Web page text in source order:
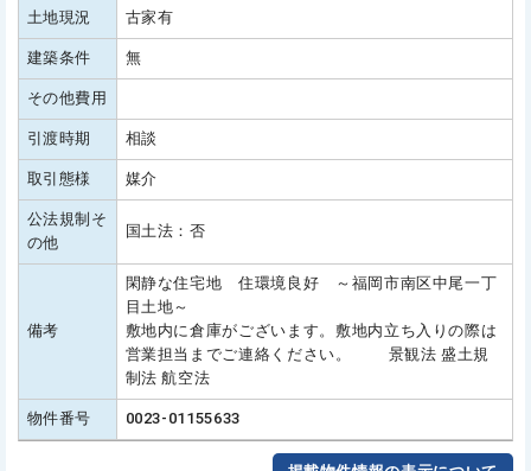
土地現況 古家有
建築条件 無
その他費用
引渡時期 相談
取引態様 媒介
公法規制そ
の他
国土法：否
備考
閑静な住宅地 住環境良好 ～福岡市南区中尾一丁
目土地～
敷地内に倉庫がございます。敷地内立ち入りの際は
営業担当までご連絡ください。 景観法 盛土規
制法 航空法
物件番号 0023-01155633